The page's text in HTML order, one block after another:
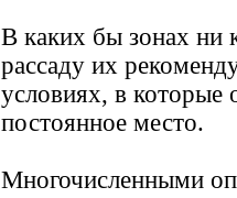
В каких бы зонах ни
рассаду их
условиях, в которые
постоянное место.
Многочисленными